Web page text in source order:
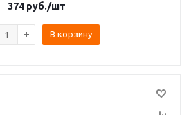
374руб./шт
В корзину